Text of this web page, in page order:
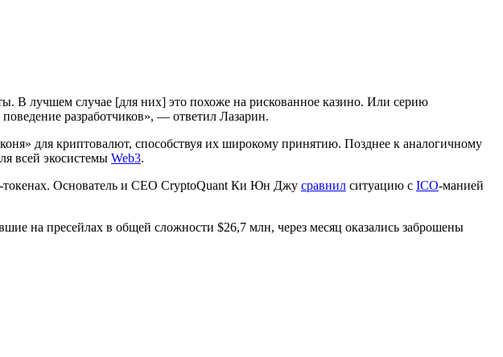
В лучшем случае [для них] это похоже на рискованное казино. Или серию
разработчиков», — ответил Лазарин.
для криптовалют, способствуя их широкому принятию. Позднее к аналогичному
всей экосистемы Web3.
Основатель и CEO CryptoQuant Ки Юн Джу сравнил ситуацию с ICO-манией
на пресейлах в общей сложности $26,7 млн, через месяц оказались заброшены